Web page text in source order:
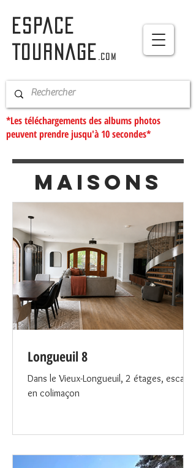
ESPACE
TOURNAGE
.com
*Les téléchargements des albums photos
peuvent prendre jusqu'à 10 secondes*
MAISONS
Longueuil 8
Dans le Vieux-Longueuil, 2 étages, escalier
en colimaçon